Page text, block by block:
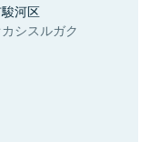
河区
シスルガク